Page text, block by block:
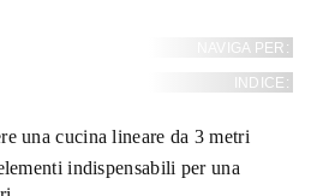
NAVIGA PER:
INDICE:
una cucina lineare da 3 metri
indispensabili per una